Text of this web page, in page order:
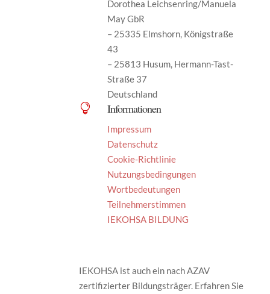
Dorothea Leichsenring/Manuela
May GbR
– 25335 Elmshorn, Königstraße
43
– 25813 Husum, Hermann-Tast-
Straße 37
Deutschland
 Informationen
Impressum
Datenschutz
Cookie-Richtlinie
Nutzungsbedingungen
Wortbedeutungen
Teilnehmerstimmen
IEKOHSA BILDUNG
IEKOHSA ist auch ein nach AZAV
zertifizierter Bildungsträger. Erfahren Sie